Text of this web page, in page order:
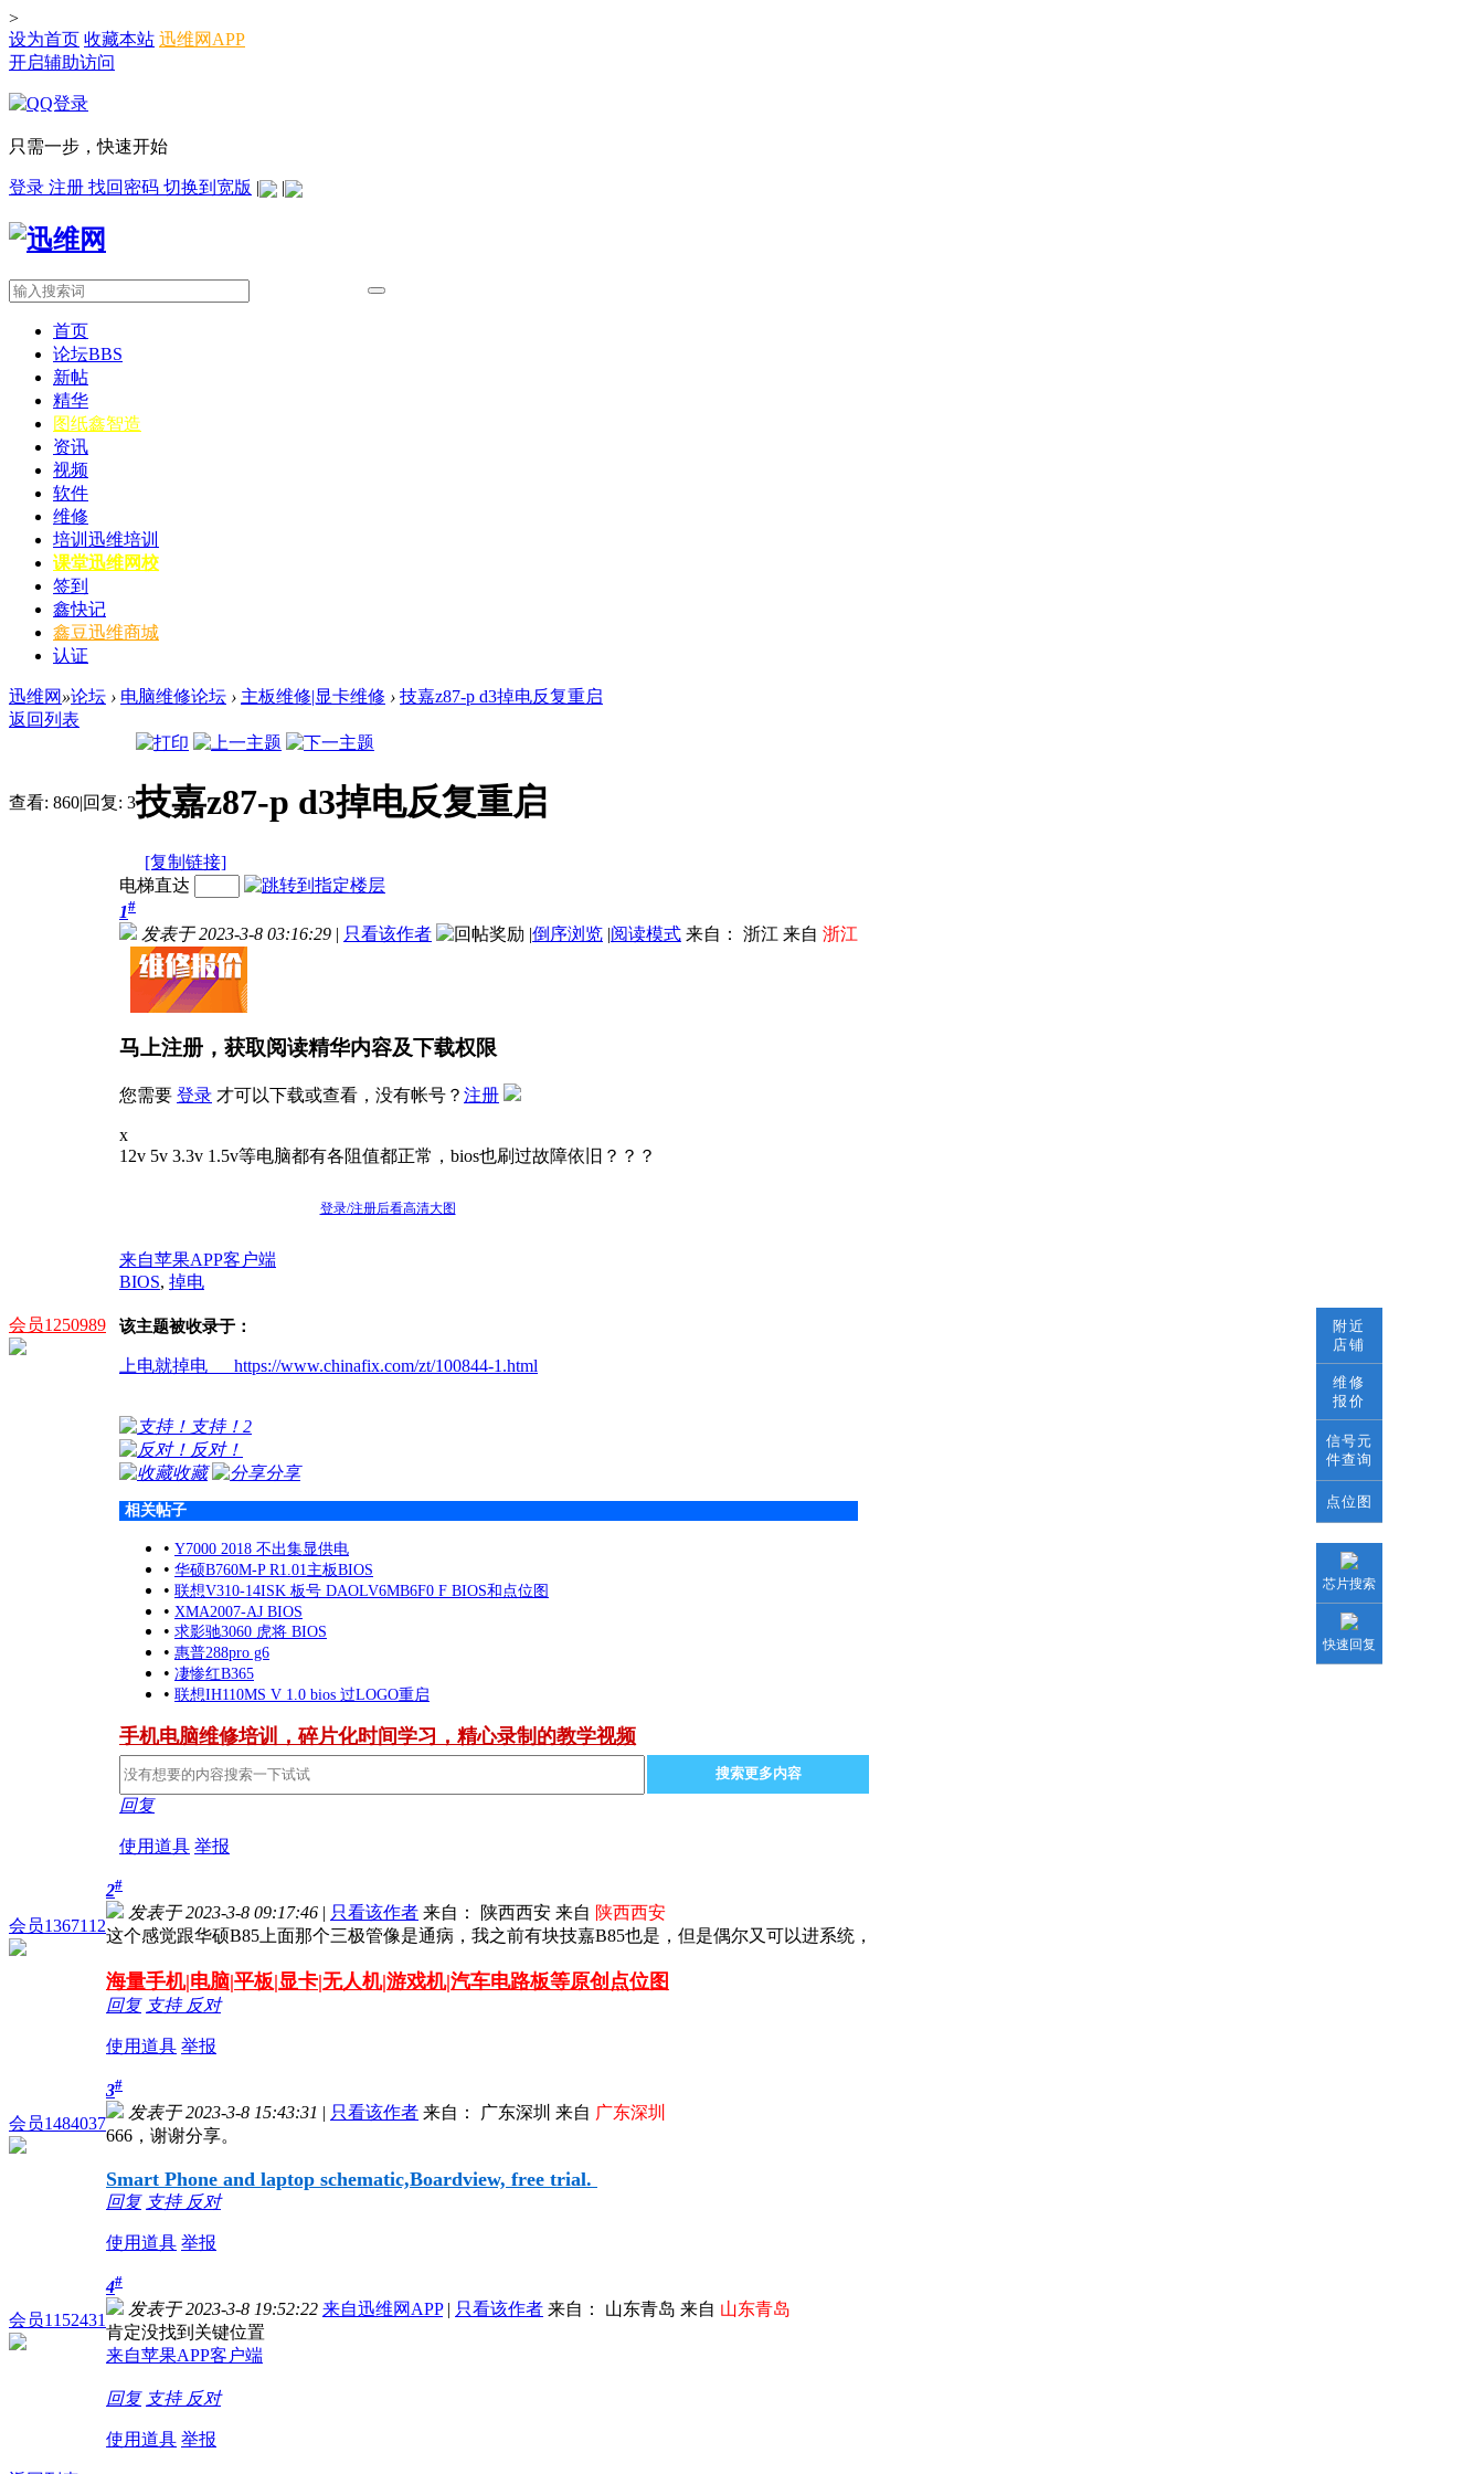
>
设为首页 收藏本站 迅维网APP
开启辅助访问
只需一步，快速开始
登录 注册 找回密码 切换到宽版 | |
首页
论坛BBS
新帖
精华
图纸鑫智造
资讯
视频
软件
维修
培训 迅维培训
课堂迅维网校
签到
鑫快记
鑫豆迅维商城
认证
迅维网 »论坛 › 电脑维修论坛 › 主板维修|显卡维修 › 技嘉z87-p d3掉电反复重启
返回列表
查看: 860|回复: 3技嘉z87-p d3掉电反复重启
[复制链接]
会员1250989
电梯直达
1#
发表于 2023-3-8 03:16:29 | 只看该作者 |倒序浏览 |阅读模式 来自： 浙江 来自 浙江
马上注册，获取阅读精华内容及下载权限
您需要 登录 才可以下载或查看，没有帐号？ 注册
x
12v 5v 3.3v 1.5v等电脑都有各阻值都正常，bios也刷过故障依旧？？？
登录/注册后看高清大图
来自苹果APP客户端
BIOS, 掉电
该主题被收录于：
上电就掉电 https://www.chinafix.com/zt/100844-1.html
支持！ 2
反对！
收藏
分享
相关帖子
• Y7000 2018 不出集显供电
• 华硕B760M-P R1.01主板BIOS
• 联想V310-14ISK 板号 DAOLV6MB6F0 F BIOS和点位图
• XMA2007-AJ BIOS
• 求影驰3060 虎将 BIOS
• 惠普288pro g6
• 凄惨红B365
• 联想IH110MS V 1.0 bios 过LOGO重启
手机电脑维修培训，碎片化时间学习，精心录制的教学视频
搜索更多内容
回复
使用道具 举报
会员1367112
2#
发表于 2023-3-8 09:17:46 | 只看该作者 来自： 陕西西安 来自 陕西西安
这个感觉跟华硕B85上面那个三极管像是通病，我之前有块技嘉B85也是，但是偶尔又可以进系统，
海量手机|电脑|平板|显卡|无人机|游戏机|汽车电路板等原创点位图
回复 支持 反对
使用道具 举报
会员1484037
3#
发表于 2023-3-8 15:43:31 | 只看该作者 来自： 广东深圳 来自 广东深圳
666，谢谢分享。
Smart Phone and laptop schematic,Boardview, free trial.
回复 支持 反对
使用道具 举报
会员1152431
4#
发表于 2023-3-8 19:52:22 来自迅维网APP | 只看该作者 来自： 山东青岛 来自 山东青岛
肯定没找到关键位置
来自苹果APP客户端
回复 支持 反对
使用道具 举报
附近
店铺
维修
报价
信号元
件查询
点位图
芯片搜索
快速回复